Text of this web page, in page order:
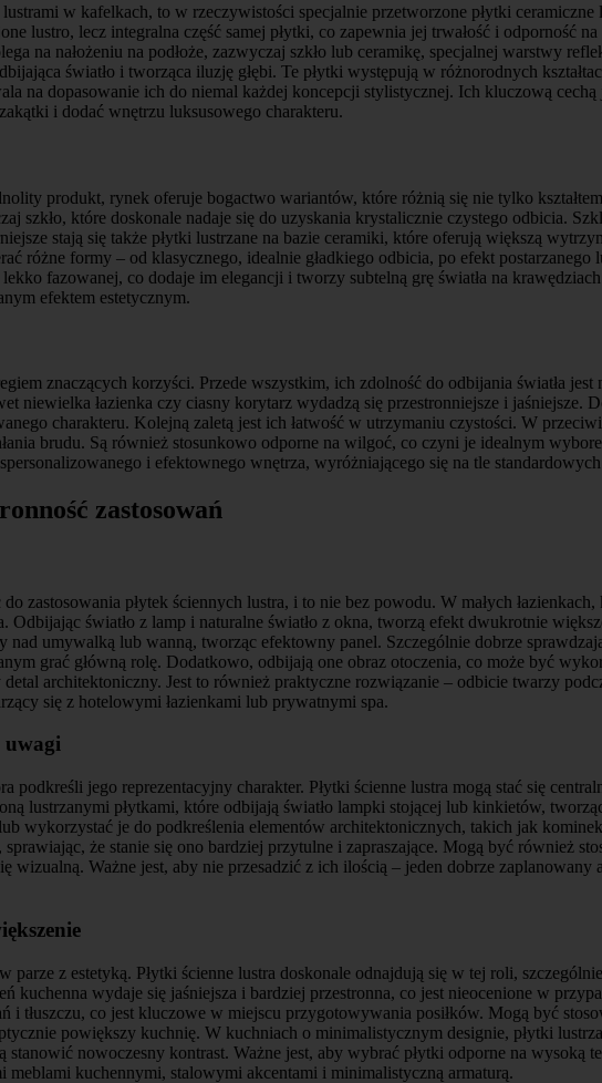
w kafelkach, to w rzeczywistości specjalnie przetworzone płytki
lustro, lecz integralna część samej płytki, co zapewnia jej trwałość i odporność
na nałożeniu na podłoże, zazwyczaj szkło lub ceramikę, specjalnej warstwy
światło i tworząca iluzję głębi. Te płytki występują w różnorodnych
na dopasowanie ich do niemal każdej koncepcji stylistycznej. Ich kluczową
i dodać wnętrzu luksusowego charakteru.
produkt, rynek oferuje bogactwo wariantów, które różnią się nie tylko
szkło, które doskonale nadaje się do uzyskania krystalicznie czystego odbicia.
stają się także płytki lustrzane na bazie ceramiki, które oferują większą
różne formy – od klasycznego, idealnie gładkiego odbicia, po efekt
fazowanej, co dodaje im elegancji i tworzy subtelną grę światła na
efektem estetycznym.
znaczących korzyści. Przede wszystkim, ich zdolność do odbijania światła
niewielka łazienka czy ciasny korytarz wydadzą się przestronniejsze i jaśniejsze.
charakteru. Kolejną zaletą jest ich łatwość w utrzymaniu czystości. W
brudu. Są również stosunkowo odporne na wilgoć, co czyni je idealnym
i efektownego wnętrza, wyróżniającego się na tle
zastosowań
zastosowania płytek ściennych lustra, i to nie bez powodu. W małych
Odbijając światło z lamp i naturalne światło z okna, tworzą efekt dwukrotnie
nad umywalką lub wanną, tworząc efektowny panel. Szczególnie dobrze
grać główną rolę. Dodatkowo, odbijają one obraz otoczenia, co może być
architektoniczny. Jest to również praktyczne rozwiązanie – odbicie twarzy
się z hotelowymi łazienkami lub prywatnymi spa.
uwagi
podkreśli jego reprezentacyjny charakter. Płytki ścienne lustra mogą stać się
lustrzanymi płytkami, które odbijają światło lampki stojącej lub kinkietów,
wykorzystać je do podkreślenia elementów architektonicznych, takich jak
że stanie się ono bardziej przytulne i zapraszające. Mogą być również
wizualną. Ważne jest, aby nie przesadzić z ich ilością – jeden dobrze
z estetyką. Płytki ścienne lustra doskonale odnajdują się w tej roli,
kuchenna wydaje się jaśniejsza i bardziej przestronna, co jest nieocenione w
i tłuszczu, co jest kluczowe w miejscu przygotowywania posiłków. Mogą być
powiększy kuchnię. W kuchniach o minimalistycznym designie, płytki
nowoczesny kontrast. Ważne jest, aby wybrać płytki odporne na wysoką
meblami kuchennymi, stalowymi akcentami i minimalistyczną armaturą.